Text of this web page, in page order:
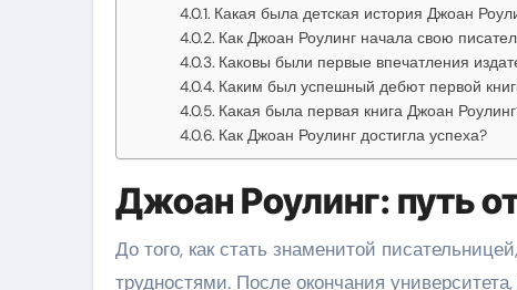
Какая была детская история Джоан
Как Джоан Роулинг начала свою
Каковы были первые впечатления
Каким был успешный дебют первой
Какая была первая книга Джоан
Как Джоан Роулинг достигла успеха?
Джоан Роулинг: путь
До того, как стать знаменитой
трудностями. После окончания